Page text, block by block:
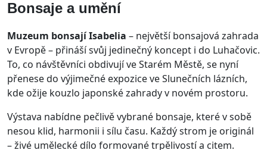
Bonsaje a umění
Muzeum bonsají Isabelia – největší bonsajová zahrada
v Evropě – přináší svůj jedinečný koncept i do Luhačovic.
To, co návštěvníci obdivují ve Starém Městě, se nyní
přenese do výjimečné expozice ve Slunečních lázních,
kde ožije kouzlo japonské zahrady v novém prostoru.
Výstava nabídne pečlivě vybrané bonsaje, které v sobě
nesou klid, harmonii i sílu času. Každý strom je originál
– živé umělecké dílo formované trpělivostí a citem.